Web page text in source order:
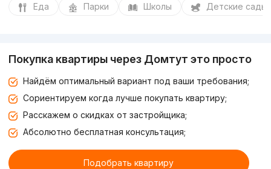
Еда Парки Школы Детские сады
Покупка квартиры через Домтут это просто
Найдём оптимальный вариант под ваши требования;
Сориентируем когда лучше покупать квартиру;
Расскажем о скидках от застройщика;
Абсолютно бесплатная консультация;
Подобрать квартиру